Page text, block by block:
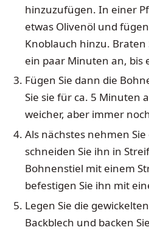
hinzuzufügen. In einer
etwas Olivenöl und
Knoblauch hinzu.
ein paar Minuten an, bis
Fügen Sie dann die
Sie sie für ca. 5 Minuten
weicher, aber immer
Als nächstes nehmen
schneiden Sie ihn in
Bohnenstiel mit einem
befestigen Sie ihn mit
Legen Sie die
Backblech und backen